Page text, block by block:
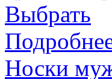
Выбрать
Носки